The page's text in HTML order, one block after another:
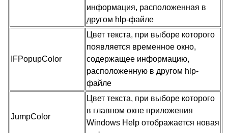
информация, расположенная в
другом hlp-файле
IFPopupColor
Цвет текста, при выборе которого
появляется временное окно,
содержащее информацию,
расположенную в другом hlp-
файле
JumpColor
Цвет текста, при выборе которого
в главном окне приложения
Windows Help отображается новая